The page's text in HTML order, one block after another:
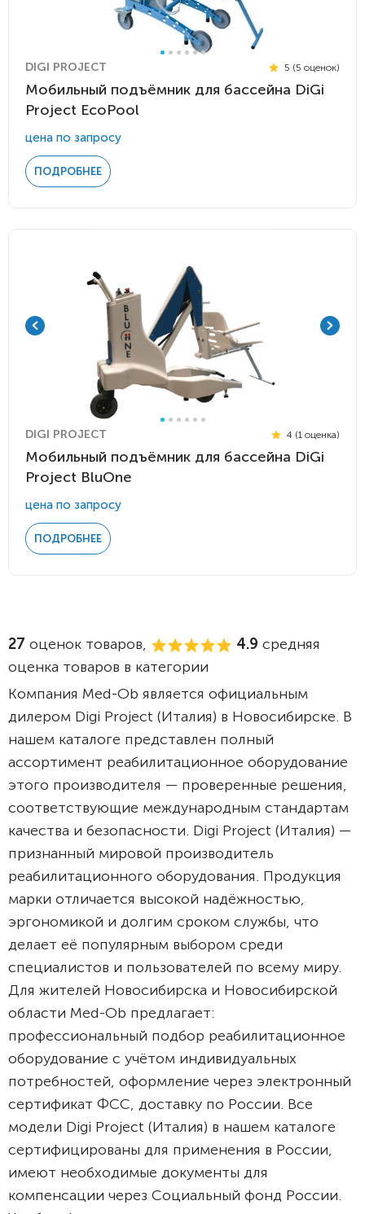
DIGI PROJECT 5 (5 оценок)
Мобильный подъёмник для бассейна DiGi
Project EcoPool
цена по запросу
ПОДРОБНЕЕ
DIGI PROJECT 4 (1 оценка)
Мобильный подъёмник для бассейна DiGi
Project BluOne
цена по запросу
ПОДРОБНЕЕ
27 оценок товаров, 4.9 средняя
оценка товаров в категории
Компания Med-Ob является официальным
дилером Digi Project (Италия) в Новосибирске. В
нашем каталоге представлен полный
ассортимент реабилитационное оборудование
этого производителя — проверенные решения,
соответствующие международным стандартам
качества и безопасности. Digi Project (Италия) —
признанный мировой производитель
реабилитационного оборудования. Продукция
марки отличается высокой надёжностью,
эргономикой и долгим сроком службы, что
делает её популярным выбором среди
специалистов и пользователей по всему миру.
Для жителей Новосибирска и Новосибирской
области Med-Ob предлагает:
профессиональный подбор реабилитационное
оборудование с учётом индивидуальных
потребностей, оформление через электронный
сертификат ФСС, доставку по России. Все
модели Digi Project (Италия) в нашем каталоге
сертифицированы для применения в России,
имеют необходимые документы для
компенсации через Социальный фонд России.